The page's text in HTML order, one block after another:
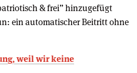
& frei” hinzugefügt
ein automatischer Beitritt ohne
weil wir keine